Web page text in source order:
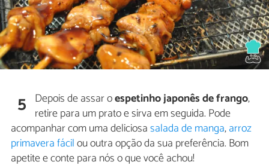
5 Depois de assar oespetinho japonês de frango,
retire para um prato e sirva em seguida. Pode
acompanhar com uma deliciosasalada de manga,arroz
primavera fácilou outra opção da sua preferência. Bom
apetite e conte para nós o que você achou!